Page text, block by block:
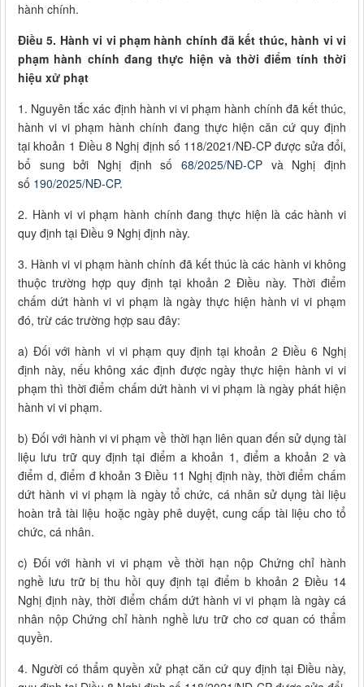
hành chính.
Điều 5. Hành vi vi phạm hành chính đã kết thúc, hành vi vi
phạm hành chính đang thực hiện và thời điểm tính thời
hiệu xử phạt
1. Nguyên tắc xác định hành vi vi phạm hành chính đã kết thúc,
hành vi vi phạm hành chính đang thực hiện căn cứ quy định
tại khoản 1 Điều 8 Nghị định số 118/2021/NĐ-CP được sửa đổi,
bổ sung bởi Nghị định số 68/2025/NĐ-CP và Nghị định
số 190/2025/NĐ-CP.
2. Hành vi vi phạm hành chính đang thực hiện là các hành vi
quy định tại Điều 9 Nghị định này.
3. Hành vi vi phạm hành chính đã kết thúc là các hành vi không
thuộc trường hợp quy định tại khoản 2 Điều này. Thời điểm
chấm dứt hành vi vi phạm là ngày thực hiện hành vi vi phạm
đó, trừ các trường hợp sau đây:
a) Đối với hành vi vi phạm quy định tại khoản 2 Điều 6 Nghị
định này, nếu không xác định được ngày thực hiện hành vi vi
phạm thì thời điểm chấm dứt hành vi vi phạm là ngày phát hiện
hành vi vi phạm.
b) Đối với hành vi vi phạm về thời hạn liên quan đến sử dụng tài
liệu lưu trữ quy định tại điểm a khoản 1, điểm a khoản 2 và
điểm d, điểm đ khoản 3 Điều 11 Nghị định này, thời điểm chấm
dứt hành vi vi phạm là ngày tổ chức, cá nhân sử dụng tài liệu
hoàn trả tài liệu hoặc ngày phê duyệt, cung cấp tài liệu cho tổ
chức, cá nhân.
c) Đối với hành vi vi phạm về thời hạn nộp Chứng chỉ hành
nghề lưu trữ bị thu hồi quy định tại điểm b khoản 2 Điều 14
Nghị định này, thời điểm chấm dứt hành vi vi phạm là ngày cá
nhân nộp Chứng chỉ hành nghề lưu trữ cho cơ quan có thẩm
quyền.
4. Người có thẩm quyền xử phạt căn cứ quy định tại Điều này,